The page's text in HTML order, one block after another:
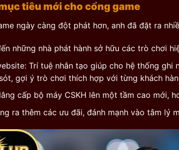
tiêu mới cho cổng game
ngày càng đột phát hơn, anh đã đặt ra
những nhà phát hành sở hữu các trò chơi
Trí tuệ nhân tạo giúp cho hệ thống ghi
gợi ý trò chơi thích hợp với từng khách
cấp bộ máy CSKH lên một tầm cao mới,
ra thêm các ưu đãi, đánh mạnh vào tâm lý